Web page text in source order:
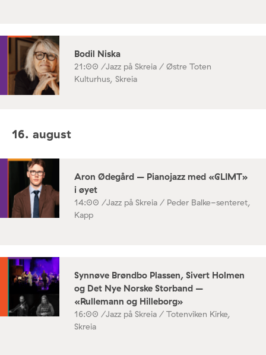
Bodil Niska
21:00 /Jazz på Skreia / Østre Toten
Kulturhus, Skreia
16. august
Aron Ødegård – Pianojazz med «GLIMT»
i øyet
14:00 /Jazz på Skreia / Peder Balke-senteret,
Kapp
Synnøve Brøndbo Plassen, Sivert Holmen
og Det Nye Norske Storband –
«Rullemann og Hilleborg»
16:00 /Jazz på Skreia / Totenviken Kirke,
Skreia